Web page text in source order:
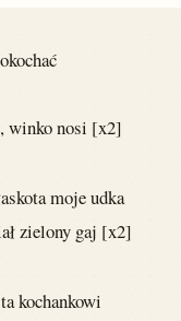
winko nosi [x2]
moje udka
zielony gaj [x2]
kochankowi